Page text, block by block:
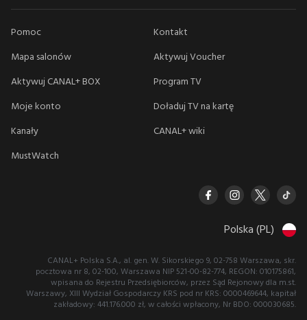
Pomoc
Kontakt
Mapa salonów
Aktywuj Voucher
Aktywuj CANAL+ BOX
Program TV
Moje konto
Doładuj TV na kartę
Kanały
CANAL+ wiki
MustWatch
Polska (PL)
CANAL+ Polska S.A., al. gen. W. Sikorskiego 9, 02-758 Warszawa, skr.
pocztowa nr 8, 02-100, Warszawa NIP 521-00-82-774, REGON: 010175861,
wpisana do Rejestru Przedsiębiorców, przez Sąd Rejonowy dla m.st.
Warszawy, XIII Wydział Gospodarczy KRS pod nr KRS: 0000469644, kapitał
zakładowy: 441.176.000 zł, w całości wpłacony, Nr BDO: 000030685.